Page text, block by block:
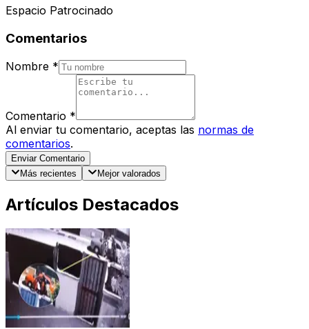
Espacio Patrocinado
Comentarios
Nombre *
Comentario *
Al enviar tu comentario, aceptas las normas de
comentarios.
Enviar Comentario
Más recientes
Mejor valorados
Artículos Destacados